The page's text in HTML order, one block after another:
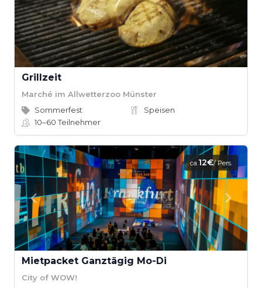
Grillzeit
Marché im Allwetterzoo Münster
Sommerfest
Speisen
10–60Teilnehmer
ca.12€/ Pers.
Mietpacket Ganztägig Mo-Di
City of WOW!